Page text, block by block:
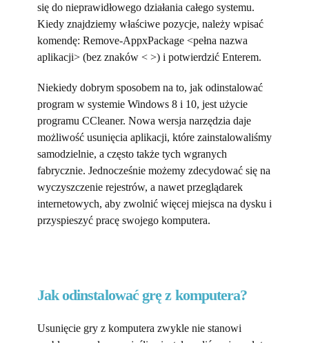
się do nieprawidłowego działania całego systemu.
Kiedy znajdziemy właściwe pozycje, należy wpisać
komendę: Remove-AppxPackage <pełna nazwa
aplikacji> (bez znaków < >) i potwierdzić Enterem.
Niekiedy dobrym sposobem na to, jak odinstalować
program w systemie Windows 8 i 10, jest użycie
programu CCleaner. Nowa wersja narzędzia daje
możliwość usunięcia aplikacji, które zainstalowaliśmy
samodzielnie, a często także tych wgranych
fabrycznie. Jednocześnie możemy zdecydować się na
wyczyszczenie rejestrów, a nawet przeglądarek
internetowych, aby zwolnić więcej miejsca na dysku i
przyspieszyć pracę swojego komputera.
Jak odinstalować grę z komputera?
Usunięcie gry z komputera zwykle nie stanowi